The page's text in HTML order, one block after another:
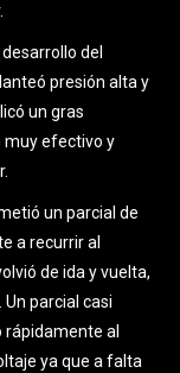
del
presión alta y
un gras
muy efectivo y
un parcial de
a recurrir al
de ida y vuelta,
parcial casi
al
ya que a falta